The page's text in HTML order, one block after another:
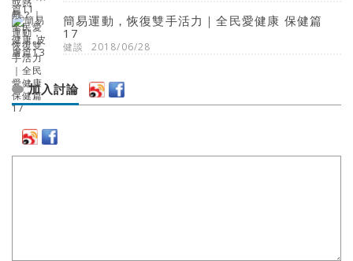
簡易運動，恢復雙手活力｜全民愛健康 保健篇
17
健談 2018/06/28
加入討論